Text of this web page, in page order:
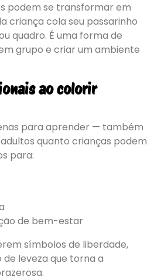
podem se transformar em
criança cola seu passarinho
quadro. É uma forma de
grupo e criar um ambiente
ao colorir
para aprender — também
quanto crianças podem
para:
de bem-estar
símbolos de liberdade,
leveza que torna a